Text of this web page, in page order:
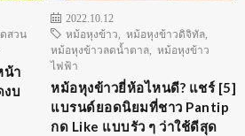
สวน
น้า
งบ
2022.10.12
หม้อหุงข้าว
หม้อหุงข้าวดิจิทัล
หม้อหุงข้าวลดน้ำตาล
หม้อหุงข้าว
ไฟฟ้า
หม้อหุงข้าวยี่ห้อไหนดี? แชร์ [5]
แบรนด์ยอดนิยมที่ชาว Pantip
กด Like แบบรัว ๆ ว่าใช้ดีสุด